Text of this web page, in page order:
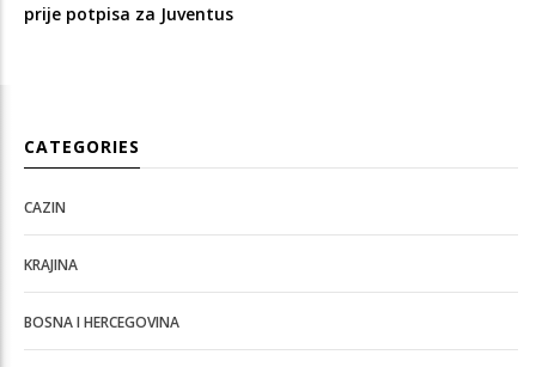
prije potpisa za Juventus
CATEGORIES
CAZIN
KRAJINA
BOSNA I HERCEGOVINA